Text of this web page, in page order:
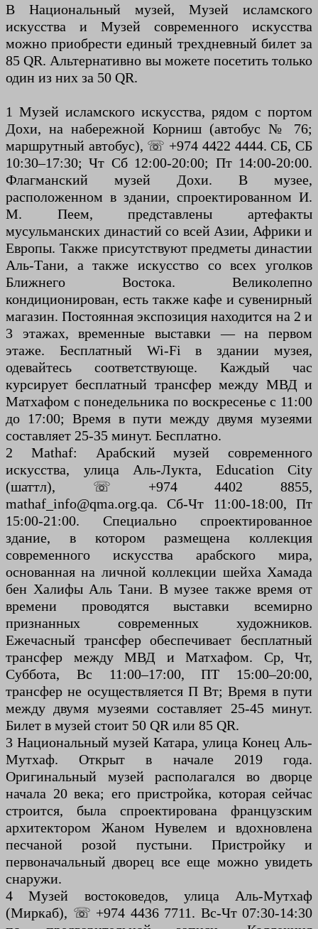
В Национальный музей, Музей исламского
искусства и Музей современного искусства
можно приобрести единый трехдневный билет за
85 QR. Альтернативно вы можете посетить только
один из них за 50 QR.
1 Музей исламского искусства, рядом с портом
Дохи, на набережной Корниш (автобус № 76;
маршрутный автобус), ☏ +974 4422 4444. СБ, СБ
10:30–17:30; Чт Сб 12:00-20:00; Пт 14:00-20:00.
Флагманский музей Дохи. В музее,
расположенном в здании, спроектированном И.
М. Пеем, представлены артефакты
мусульманских династий со всей Азии, Африки и
Европы. Также присутствуют предметы династии
Аль-Тани, а также искусство со всех уголков
Ближнего Востока. Великолепно
кондиционирован, есть также кафе и сувенирный
магазин. Постоянная экспозиция находится на 2 и
3 этажах, временные выставки — на первом
этаже. Бесплатный Wi-Fi в здании музея,
одевайтесь соответствующе. Каждый час
курсирует бесплатный трансфер между МВД и
Матхафом с понедельника по воскресенье с 11:00
до 17:00; Время в пути между двумя музеями
составляет 25-35 минут. Бесплатно.
2 Mathaf: Арабский музей современного
искусства, улица Аль-Лукта, Education City
(шаттл), ☏ +974 4402 8855,
mathaf_info@qma.org.qa. Сб-Чт 11:00-18:00, Пт
15:00-21:00. Специально спроектированное
здание, в котором размещена коллекция
современного искусства арабского мира,
основанная на личной коллекции шейха Хамада
бен Халифы Аль Тани. В музее также время от
времени проводятся выставки всемирно
признанных современных художников.
Ежечасный трансфер обеспечивает бесплатный
трансфер между МВД и Матхафом. Ср, Чт,
Суббота, Вс 11:00–17:00, ПТ 15:00–20:00,
трансфер не осуществляется П Вт; Время в пути
между двумя музеями составляет 25-45 минут.
Билет в музей стоит 50 QR или 85 QR.
3 Национальный музей Катара, улица Конец Аль-
Мутхаф. Открыт в начале 2019 года.
Оригинальный музей располагался во дворце
начала 20 века; его пристройка, которая сейчас
строится, была спроектирована французским
архитектором Жаном Нувелем и вдохновлена
песчаной розой пустыни. Пристройку и
первоначальный дворец все еще можно увидеть
снаружи.
4 Музей востоковедов, улица Аль-Мутхаф
(Миркаб), ☏ +974 4436 7711. Вс-Чт 07:30-14:30